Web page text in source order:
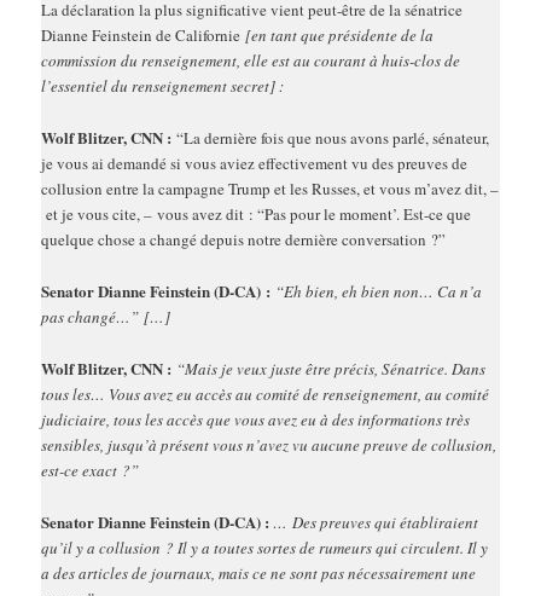
La déclaration la plus significative vient peut-être de la sénatrice
Dianne Feinstein de Californie [en tant que présidente de la
commission du renseignement, elle est au courant à huis-clos de
l’essentiel du renseignement secret] :
Wolf Blitzer, CNN : “La dernière fois que nous avons parlé, sénateur,
je vous ai demandé si vous aviez effectivement vu des preuves de
collusion entre la campagne Trump et les Russes, et vous m’avez dit, –
et je vous cite, – vous avez dit : “Pas pour le moment’. Est-ce que
quelque chose a changé depuis notre dernière conversation ?”
Senator Dianne Feinstein (D-CA) : “Eh bien, eh bien non… Ca n’a
pas changé…” […]
Wolf Blitzer, CNN : “Mais je veux juste être précis, Sénatrice. Dans
tous les… Vous avez eu accès au comité de renseignement, au comité
judiciaire, tous les accès que vous avez eu à des informations très
sensibles, jusqu’à présent vous n’avez vu aucune preuve de collusion,
est-ce exact ?”
Senator Dianne Feinstein (D-CA) :… Des preuves qui établiraient
qu’il y a collusion ? Il y a toutes sortes de rumeurs qui circulent. Il y
a des articles de journaux, mais ce ne sont pas nécessairement une